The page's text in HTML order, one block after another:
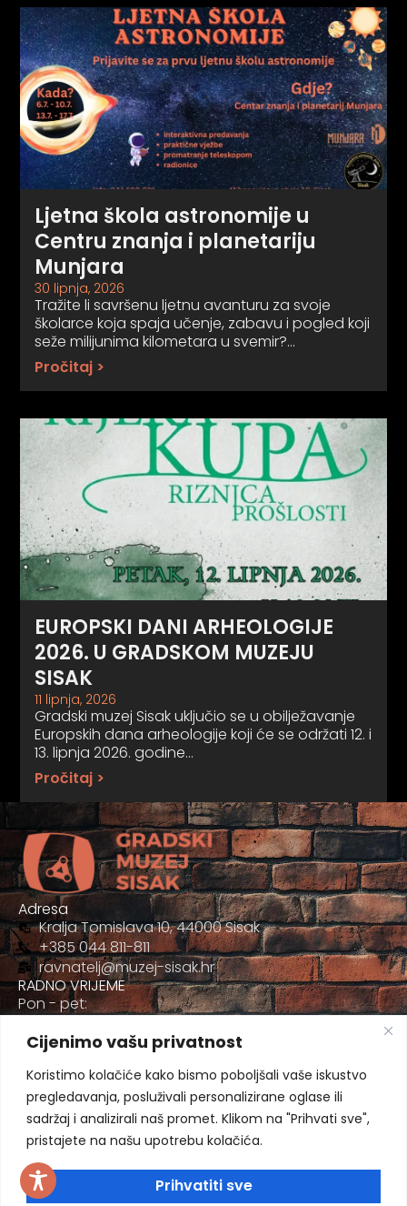
Cijenimo vašu privatnost
Koristimo kolačiće kako bismo poboljšali vaše iskustvo
pregledavanja, posluživali personalizirane oglase ili
sadržaj i analizirali naš promet. Klikom na "Prihvati sve",
pristajete na našu upotrebu kolačića.
Prihvatiti sve
Ljetna škola astronomije u
Centru znanja i planetariju
Munjara
30 lipnja, 2026
Tražite li savršenu ljetnu avanturu za svoje
školarce koja spaja učenje, zabavu i pogled koji
seže milijunima kilometara u svemir?…
Pročitaj >
EUROPSKI DANI ARHEOLOGIJE
2026. U GRADSKOM MUZEJU
SISAK
11 lipnja, 2026
Gradski muzej Sisak uključio se u obilježavanje
Europskih dana arheologije koji će se održati 12. i
13. lipnja 2026. godine…
Pročitaj >
Adresa
Kralja Tomislava 10, 44000 Sisak
+385 044 811-811
ravnatelj@muzej-sisak.hr
RADNO VRIJEME
Pon - pet:
Sub